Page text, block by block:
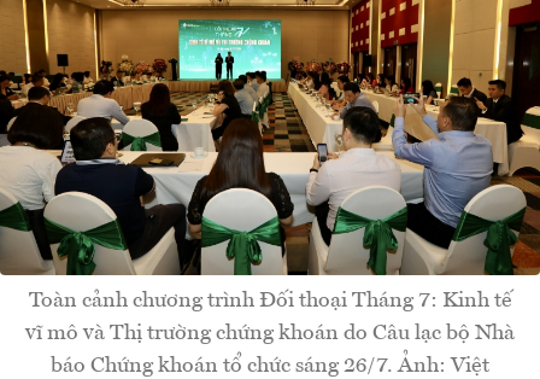
Toàn cảnh chương trình Đối thoại Tháng 7: Kinh tế
vĩ mô và Thị trường chứng khoán do Câu lạc bộ Nhà
báo Chứng khoán tổ chức sáng 26/7. Ảnh: Việt